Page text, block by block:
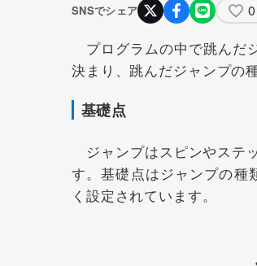
SNSでシェア 0
プログラムの中で跳んだ
決まり、跳んだジャンプの
基礎点
ジャンプはスピンやステ
す。基礎点はジャンプの種
く設定されています。